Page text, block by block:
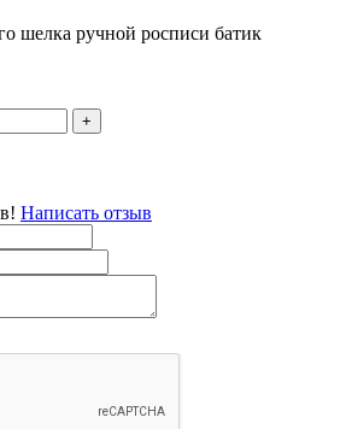
шелка ручной росписи батик
+
Написать отзыв